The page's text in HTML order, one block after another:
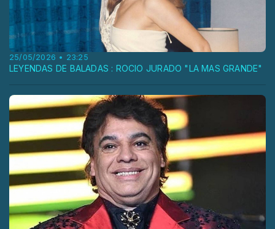
25/05/2026 • 23:25
LEYENDAS DE BALADAS : ROCIO JURADO "LA MAS GRANDE"